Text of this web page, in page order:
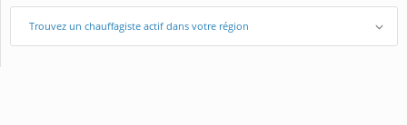
Trouvez un chauffagiste actif dans votre région